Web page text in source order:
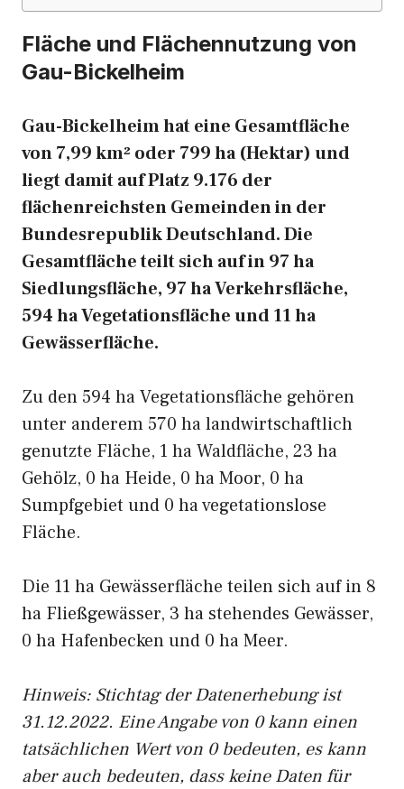
Fläche und Flächennutzung von
Gau-Bickelheim
Gau-Bickelheim hat eine Gesamtfläche
von 7,99 km² oder 799 ha (Hektar) und
liegt damit auf Platz 9.176 der
flächenreichsten Gemeinden in der
Bundesrepublik Deutschland. Die
Gesamtfläche teilt sich auf in 97 ha
Siedlungsfläche, 97 ha Verkehrsfläche,
594 ha Vegetationsfläche und 11 ha
Gewässerfläche.
Zu den 594 ha Vegetationsfläche gehören
unter anderem 570 ha landwirtschaftlich
genutzte Fläche, 1 ha Waldfläche, 23 ha
Gehölz, 0 ha Heide, 0 ha Moor, 0 ha
Sumpfgebiet und 0 ha vegetationslose
Fläche.
Die 11 ha Gewässerfläche teilen sich auf in 8
ha Fließgewässer, 3 ha stehendes Gewässer,
0 ha Hafenbecken und 0 ha Meer.
Hinweis: Stichtag der Datenerhebung ist
31.12.2022. Eine Angabe von 0 kann einen
tatsächlichen Wert von 0 bedeuten, es kann
aber auch bedeuten, dass keine Daten für